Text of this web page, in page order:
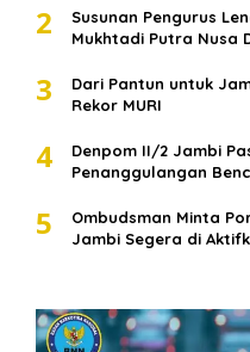
2
Susunan Pengurus
Mukhtadi Putra Nusa
3
Dari Pantun untuk
Rekor MURI
4
Denpom II/2 Jambi
Penanggulangan
5
Ombudsman Minta
Jambi Segera di